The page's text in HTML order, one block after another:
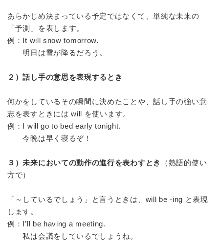
あらかじめ決まっている予定ではなくて、単純な未来の
「予測」を表します。
例：It will snow tomorrow.
明日は雪が降るだろう。
２）話し手の意思を表現するとき
何かをしているその瞬間に決めたことや、話し手の強い意
志を表すときには will を使います。
例：I will go to bed early tonight.
今晩は早く寝るぞ！
３）未来においての動作の進行を表わすとき
（熟語的使い
方で）
「～しているでしょう」と言うときは、will be -ing と表現
します。
例：I’ll be having a meeting.
私は会議をしているでしょうね。